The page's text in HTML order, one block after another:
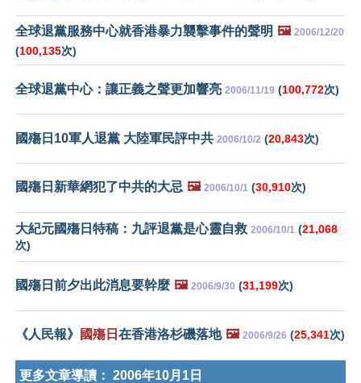
全球退黨服務中心就香港暴力襲擊事件的聲明 🖼️ 2006/12/20
(100,135次)
全球退黨中心：讓正義之聲更加響亮 2006/11/19 (100,772次)
國殤日10軍人退黨 大陸軍民評中共 2006/10/2 (20,843次)
國殤日新華網犯了中共的大忌 🖼️ 2006/10/1 (30,910次)
大紀元國殤日特稿：九評退黨是心靈自救 2006/10/1 (21,068
次)
國殤日前夕出此消息要幹麼 🖼️ 2006/9/30 (31,199次)
《人民報》 國殤日 在香港洛杉磯落地 🖼️ 2006/9/26 (25,341次)
更多文章導讀： 2006年10月1日